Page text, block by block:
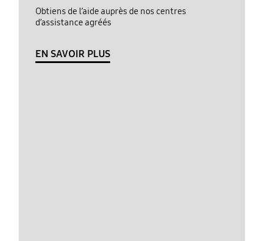
Obtiens de l’aide auprès de nos centres
d’assistance agréés
EN SAVOIR PLUS